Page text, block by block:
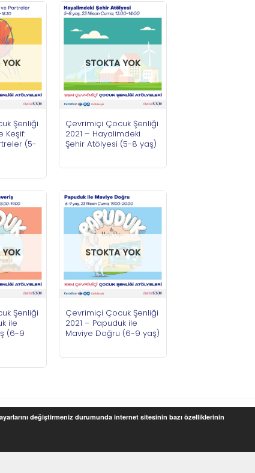
YOK
Şenliği
Keşif:
(5-
STOKTA YOK
Çevrimiçi Çocuk Şenliği
2021 – Hayalimdeki
Şehir Atölyesi (5-8 yaş)
YOK
Şenliği
ile
(6-9
STOKTA YOK
Çevrimiçi Çocuk Şenliği
2021 – Papuduk ile
Maviye Doğru (6-9 yaş)
değiştirmeniz durumunda internet sitesinin bazı özelliklerinin